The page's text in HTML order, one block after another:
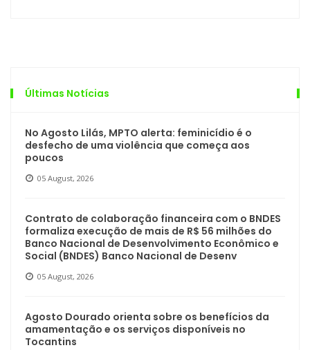
Últimas Notícias
No Agosto Lilás, MPTO alerta: feminicídio é o
desfecho de uma violência que começa aos
poucos
05 August, 2026
Contrato de colaboração financeira com o BNDES
formaliza execução de mais de R$ 56 milhões do
Banco Nacional de Desenvolvimento Econômico e
Social (BNDES) Banco Nacional de Desenv
05 August, 2026
Agosto Dourado orienta sobre os benefícios da
amamentação e os serviços disponíveis no
Tocantins